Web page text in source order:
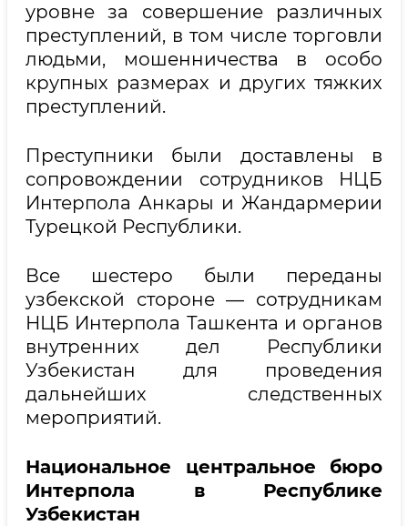
уровне за совершение различных
преступлений, в том числе торговли
людьми, мошенничества в особо
крупных размерах и других тяжких
преступлений.
Преступники были доставлены в
сопровождении сотрудников НЦБ
Интерпола Анкары и Жандармерии
Турецкой Республики.
Все шестеро были переданы
узбекской стороне — сотрудникам
НЦБ Интерпола Ташкента и органов
внутренних дел Республики
Узбекистан для проведения
дальнейших следственных
мероприятий.
Национальное центральное бюро
Интерпола в Республике
Узбекистан